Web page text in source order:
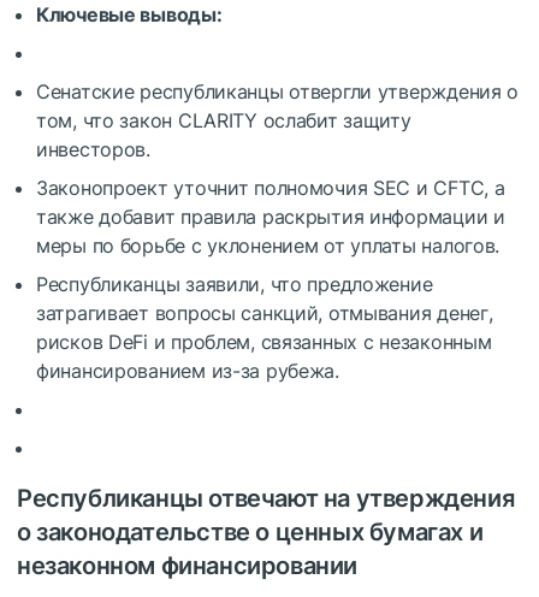
Ключевые выводы:
Сенатские республиканцы отвергли утверждения о
том, что закон CLARITY ослабит защиту
инвесторов.
Законопроект уточнит полномочия SEC и CFTC, а
также добавит правила раскрытия информации и
меры по борьбе с уклонением от уплаты налогов.
Республиканцы заявили, что предложение
затрагивает вопросы санкций, отмывания денег,
рисков DeFi и проблем, связанных с незаконным
финансированием из-за рубежа.
Республиканцы отвечают на утверждения
о законодательстве о ценных бумагах и
незаконном финансировании